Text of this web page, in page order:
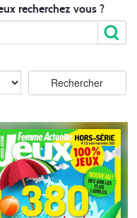
recherchez vous ?